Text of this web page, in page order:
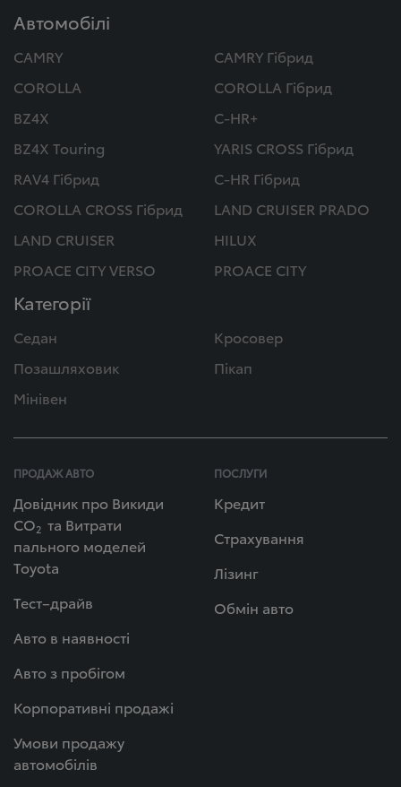
Автомобілі
CAMRY
CAMRY Гібрид
COROLLA
COROLLA Гібрид
BZ4X
C-HR+
BZ4X Touring
YARIS CROSS Гібрид
RAV4 Гібрид
C-HR Гібрид
COROLLA CROSS Гібрид
LAND CRUISER PRADO
LAND CRUISER
HILUX
PROACE CITY VERSO
PROACE CITY
Категорії
Седан
Кросовер
Позашляховик
Пікап
Мінівен
ПРОДАЖ АВТО
Довідник про Викиди
СО2 та Витрати
пального моделей
Toyota
Тест–драйв
Авто в наявності
Авто з пробігом
Корпоративні продажі
Умови продажу
автомобілів
ПОСЛУГИ
Кредит
Страхування
Лізинг
Обмін авто